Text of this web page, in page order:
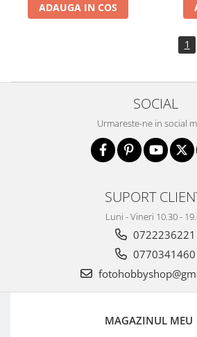
ADAUGA IN COS
1
SOCIAL
Urmareste-ne in social
SUPORT
Luni - Vineri 10.30 -
0722236221
0770341460
MAGAZINUL MEU